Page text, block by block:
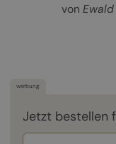
von
werbung
Jetzt bestellen